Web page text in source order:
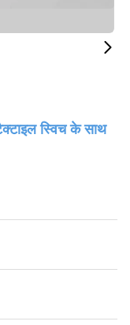
स्विच के साथ